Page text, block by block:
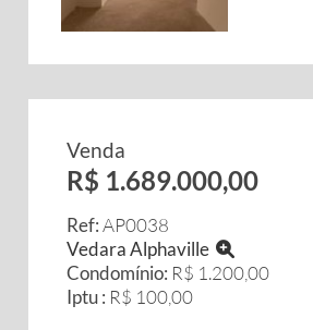
Venda
R$ 1.689.000,00
Ref:AP0038
Vedara Alphaville
Condomínio: R$ 1.200,00
Iptu : R$ 100,00